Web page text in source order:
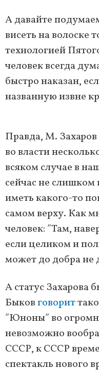
А давайте
висеть на волоске
технологией
человек всегда
быстро наказан,
названную извне
Правда, М. Захаров
во власти
всяком случае в
сейчас не слишком
иметь какого-то
самом верху. Как
человек: ʺТам,
если целиком и
может до добра не
А статус Захарова
Быковговорит
ʺЮноныʺ во
невозможно
СССР, к СССР
спектакль нового